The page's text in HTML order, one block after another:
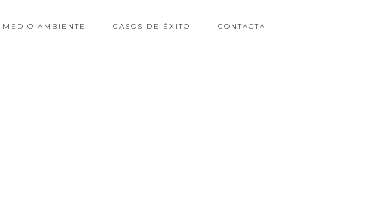
MEDIO AMBIENTE CASOS DE ÉXITO CONTACTA